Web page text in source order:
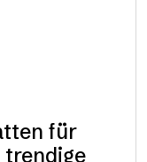
für
trendige